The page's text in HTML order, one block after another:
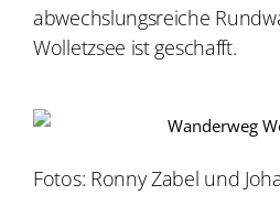
abwechslungsreiche
Wolletzsee ist geschafft.
Fotos: Ronny Zabel und